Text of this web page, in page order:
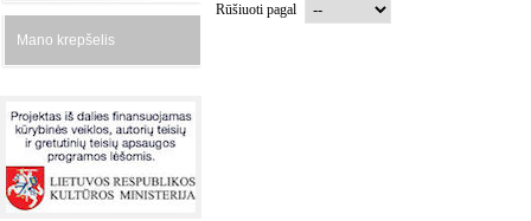
Mano krepšelis
Rūšiuoti pagal